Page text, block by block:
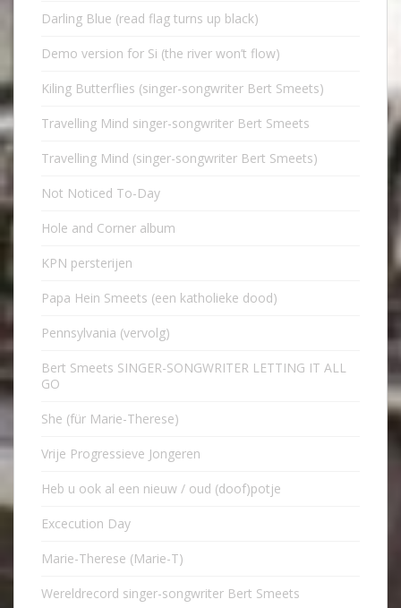
Darling Blue (read flag turns up black)
Demo version for Si (the river won’t flow)
Kiling Butterflies (singer-songwriter Bert Smeets)
Travelling Mind singer-songwriter Bert Smeets
Travelling Mind (singer-songwriter Bert Smeets)
Not Noticed To-Day
Hole and Corner album
KPN persterijen
Papa Hein Smeets (een katholieke dood)
Pennsylvania (vervolg)
Bert Smeets SINGER-SONGWRITER LETTING IT ALL
GO
She (für Marie-Therese)
Vrije Progressieve Jongeren
Heb u ook al een nieuw / oud (doof)potje
Excecution Day
Marie-Therese (Marie-T)
Wereldrecord singer-songwriter Bert Smeets